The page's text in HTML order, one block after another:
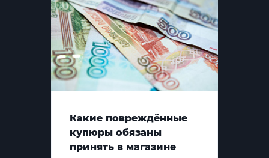
Какие повреждённые
купюры обязаны
принять в магазине